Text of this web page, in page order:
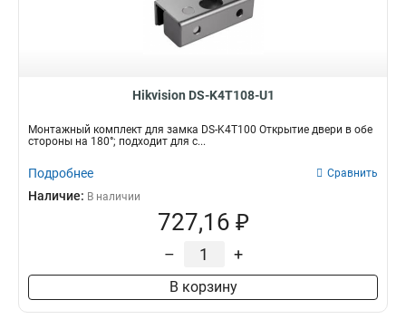
Hikvision DS-K4T108-U1
Монтажный комплект для замка DS-K4T100 Открытие двери в обе
стороны на 180°; подходит для с...
Подробнее Сравнить
Наличие: В наличии
727,16 ₽
– +
В корзину